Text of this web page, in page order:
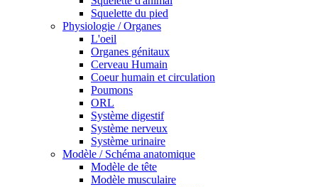
Squelette du pied
Physiologie / Organes
L'oeil
Organes génitaux
Cerveau Humain
Coeur humain et circulation
Poumons
ORL
Système digestif
Système nerveux
Système urinaire
Modèle / Schéma anatomique
Modèle de tête
Modèle musculaire